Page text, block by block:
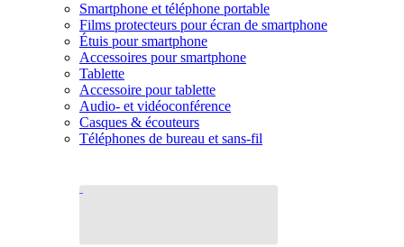
Smartphone et téléphone portable
Films protecteurs pour écran de smartphone
Étuis pour smartphone
Accessoires pour smartphone
Tablette
Accessoire pour tablette
Audio- et vidéoconférence
Casques & écouteurs
Téléphones de bureau et sans-fil